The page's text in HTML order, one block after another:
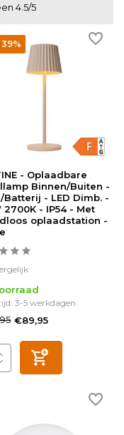
4.5/5
- Oplaadbare
Binnen/Buiten -
Batterij - LED Dimb. -
2700K - IP54 - Met
oplaadstation -
3-5 werkdagen
€89,95